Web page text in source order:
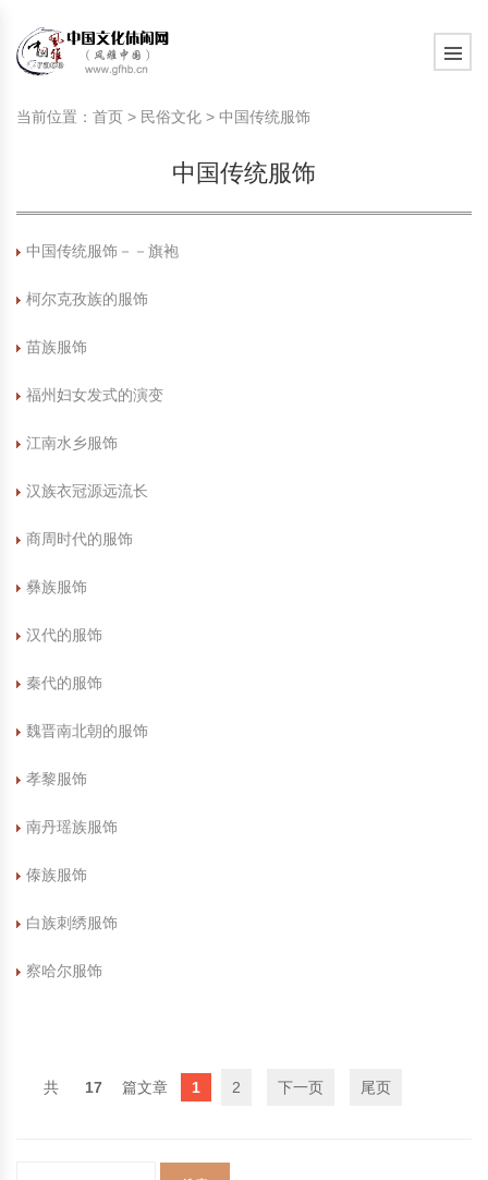
旅游民俗文化动态
中国民俗史话
中华姓氏文化
中国民俗信仰
中国民俗禁忌
中国传统服饰
中华民居
中华文脉
中国古代休闲文化
政策法律法规
国外民俗趣谈
旅游出行知识
中国传统节日
中国生肖文化
中国饮食文化
刺绣
漆器
泥人
绸伞
皮影
木雕
紫砂壶
中国民间故事
中国周易文化
苗族巫蛊文化
国外神秘文化
中国性文化
现代家庭教育知识
教育名家
艺术百科
生活百科
旅游民俗文化动态
中国民俗史话
中华姓氏文化
中国民俗信仰
中国民俗禁忌
中国传统服饰
中华民居
中华文脉
中国古代休闲文化
政策法律法规
国外民俗趣谈
旅游出行知识
中国传统节日
中国生肖文化
中国饮食文化
刺绣
漆器
泥人
绸伞
皮影
木雕
紫砂壶
中国民间故事
中国周易文化
苗族巫蛊文化
国外神秘文化
中国性文化
现代家庭教育知识
教育名家
艺术百科
生活百科
当前位置： 首页 > 民俗文化 > 中国传统服饰
中国传统服饰
中国传统服饰－－旗袍
柯尔克孜族的服饰
苗族服饰
福州妇女发式的演变
江南水乡服饰
汉族衣冠源远流长
商周时代的服饰
彝族服饰
汉代的服饰
秦代的服饰
魏晋南北朝的服饰
孝黎服饰
南丹瑶族服饰
傣族服饰
白族刺绣服饰
察哈尔服饰
17 1 2 下一页 尾页